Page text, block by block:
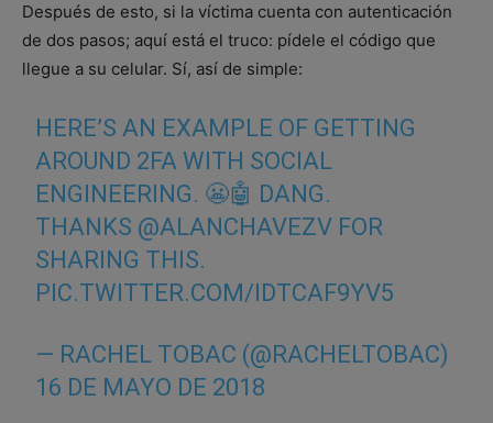
Después de esto, si la víctima cuenta con autenticación
de dos pasos; aquí está el truco: pídele el código que
llegue a su celular. Sí, así de simple:
HERE’S AN EXAMPLE OF GETTING
AROUND 2FA WITH SOCIAL
ENGINEERING. 😬🤖 DANG.
THANKS @ALANCHAVEZV FOR
SHARING THIS.
PIC.TWITTER.COM/IDTCAF9YV5
— RACHEL TOBAC (@RACHELTOBAC)
16 DE MAYO DE 2018